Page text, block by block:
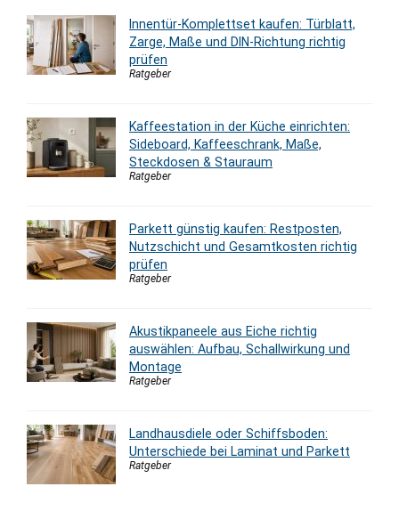
Innentür-Komplettset kaufen: Türblatt,
Zarge, Maße und DIN-Richtung richtig
prüfen
Ratgeber
Kaffeestation in der Küche einrichten:
Sideboard, Kaffeeschrank, Maße,
Steckdosen & Stauraum
Ratgeber
Parkett günstig kaufen: Restposten,
Nutzschicht und Gesamtkosten richtig
prüfen
Ratgeber
Akustikpaneele aus Eiche richtig
auswählen: Aufbau, Schallwirkung und
Montage
Ratgeber
Landhausdiele oder Schiffsboden:
Unterschiede bei Laminat und Parkett
Ratgeber